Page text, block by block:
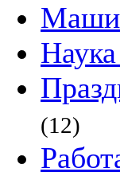
(12)